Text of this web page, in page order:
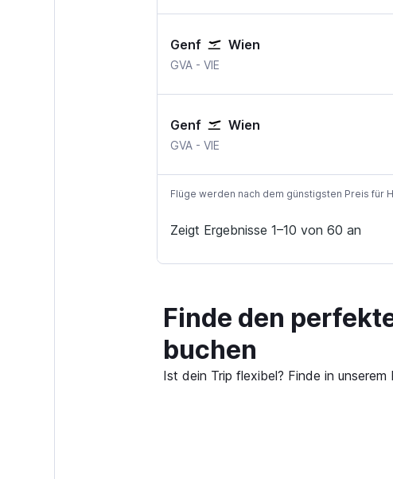
Genf Wien
GVA- VIE
Genf Wien
GVA- VIE
Flüge werden nach dem günstigsten Preis für
Zeigt Ergebnisse 1–10 von 60 an
Finde den
buchen
Ist dein Trip flexibel? Finde in